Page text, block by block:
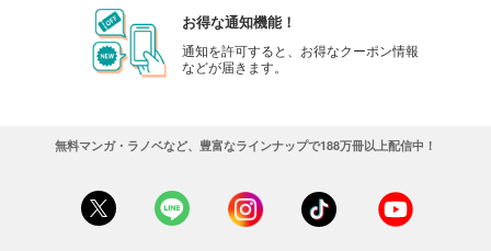
お得な通知機能！
通知を許可すると、お得なクーポン情報
などが届きます。
無料マンガ・ラノベなど、豊富なラインナップで188万冊以上配信中！